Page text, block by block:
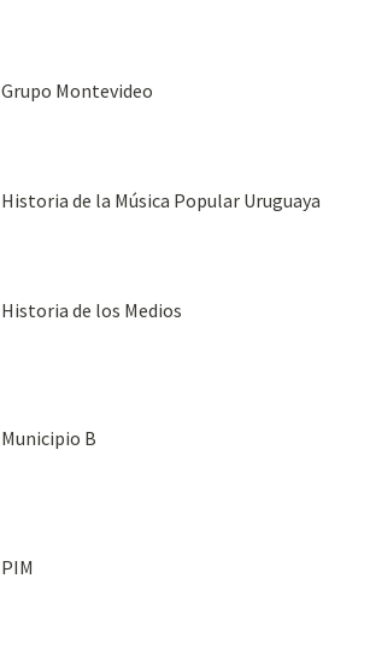
Grupo Montevideo
Historia de la Música Popular Uruguaya
Historia de los Medios
Municipio B
PIM